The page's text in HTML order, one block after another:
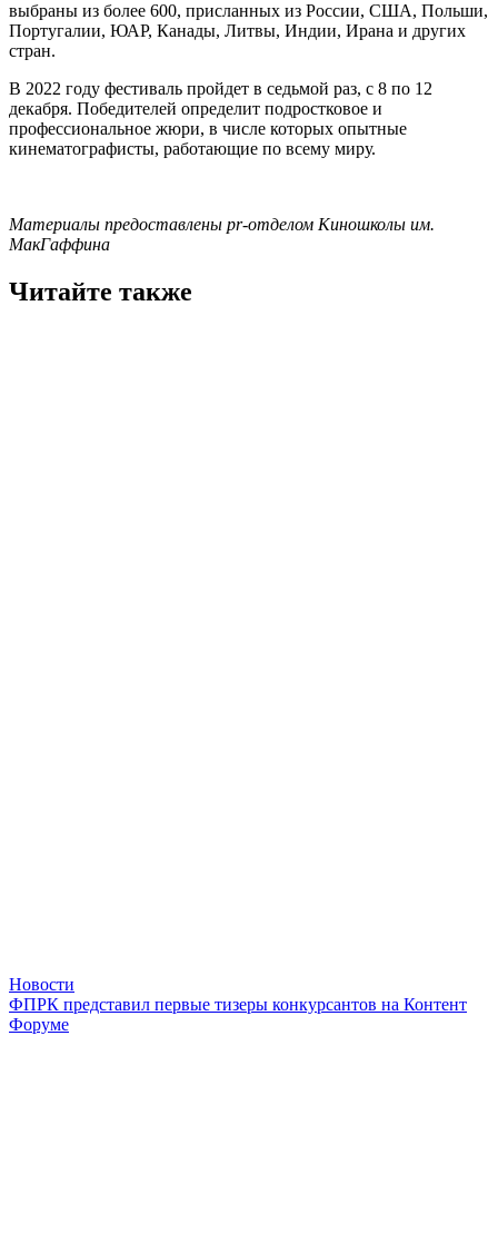
выбраны из более 600, присланных из России, США, Польши,
Португалии, ЮАР, Канады, Литвы, Индии, Ирана и других
стран.
В 2022 году фестиваль пройдет в седьмой раз, с 8 по 12
декабря. Победителей определит подростковое и
профессиональное жюри, в числе которых опытные
кинематографисты, работающие по всему миру.
Материалы предоставлены pr-отделом Киношколы им.
МакГаффина
Читайте также
Новости
ФПРК представил первые тизеры конкурсантов на Контент
Форуме